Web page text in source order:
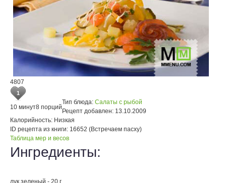
4807
1
10 минут8 порций
Тип блюда: Салаты с рыбой
Рецепт добавлен: 13.10.2009
Калорийность: Низкая
ID рецепта из книги: 16652 (Встречаем пасху)
Таблица мер и весов
Ингредиенты:
лук зеленый - 20 г